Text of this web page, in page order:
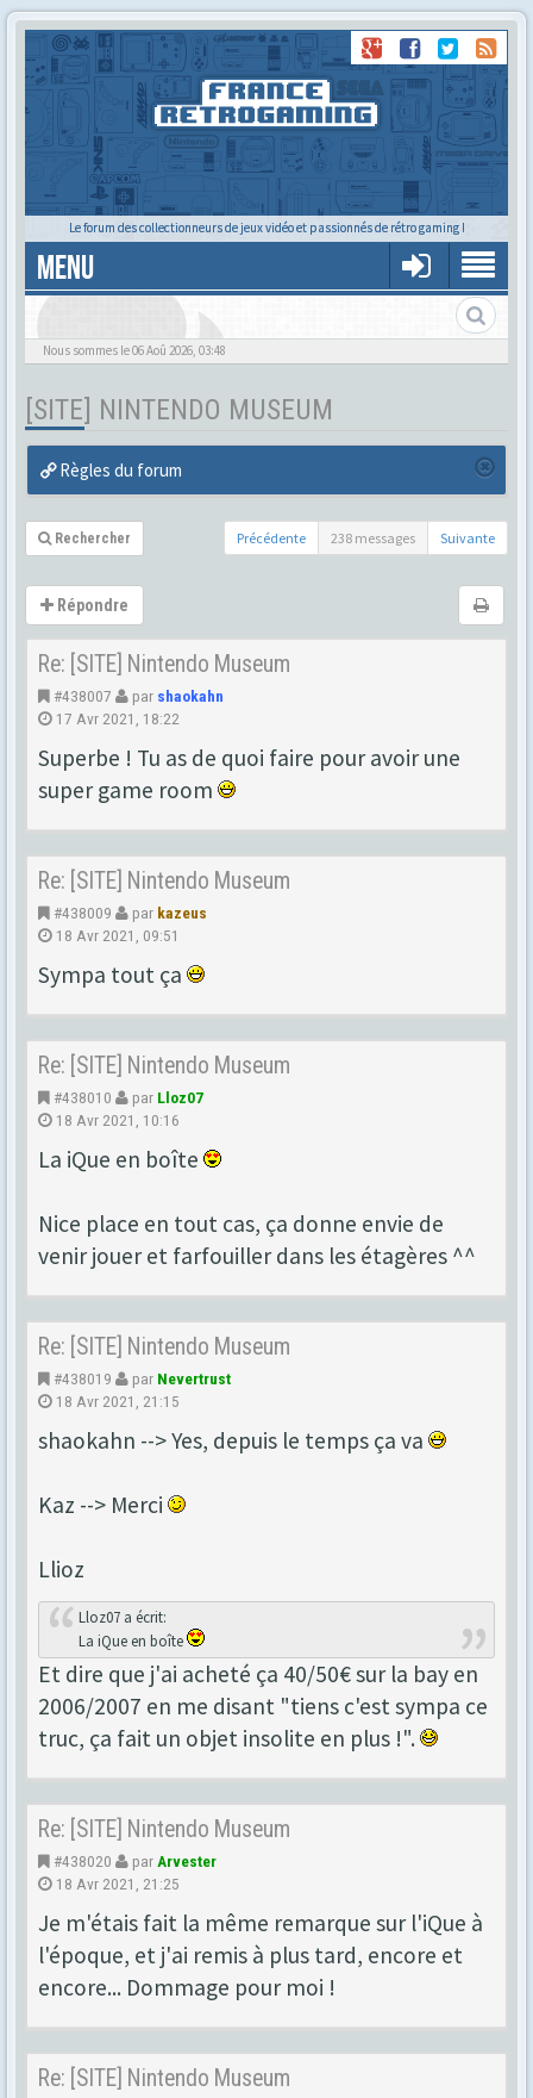
Le forum des collectionneurs de jeux vidéo et passionnés de rétro gaming !
MENU
Nous sommes le 06 Aoû 2026, 03:48
[SITE] NINTENDO MUSEUM
Règles du forum
Précédente 238 messages Suivante
Rechercher
Répondre
Re: [SITE] Nintendo Museum
#438007 par shaokahn
17 Avr 2021, 18:22
Superbe ! Tu as de quoi faire pour avoir une
super game room
Re: [SITE] Nintendo Museum
#438009 par kazeus
18 Avr 2021, 09:51
Sympa tout ça
Re: [SITE] Nintendo Museum
#438010 par Lloz07
18 Avr 2021, 10:16
La iQue en boîte
Nice place en tout cas, ça donne envie de
venir jouer et farfouiller dans les étagères ^^
Re: [SITE] Nintendo Museum
#438019 par Nevertrust
18 Avr 2021, 21:15
shaokahn --> Yes, depuis le temps ça va
Kaz --> Merci
Llioz
Lloz07 a écrit:
La iQue en boîte
Et dire que j'ai acheté ça 40/50€ sur la bay en
2006/2007 en me disant "tiens c'est sympa ce
truc, ça fait un objet insolite en plus !".
Re: [SITE] Nintendo Museum
#438020 par Arvester
18 Avr 2021, 21:25
Je m'étais fait la même remarque sur l'iQue à
l'époque, et j'ai remis à plus tard, encore et
encore... Dommage pour moi !
Re: [SITE] Nintendo Museum